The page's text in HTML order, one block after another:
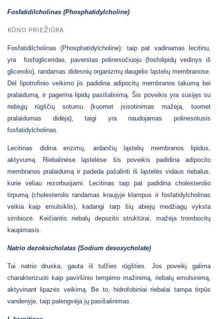
Fosfatidilcholinas (Phosphatidylcholine)
KŪNO PRIEŽIŪRA
Fosfatidilcholinas (Phosphatidylcholine): taip pat vadinamas lecitinu,
yra fosfogliceridas, paverstas polinesočiuoju (fosfolipidų vedinys iš
glicerolio), randamas didesnių organizmų daugelio ląstelių membranose.
Dėl lipotrofinio veikimo jis padidina adipocitų membranos takumą bei
pralaidumą, ir pagerina lipidų pasišalinimą. Šis poveikis yra susijęs su
riebiųjų rūgščių sotumu (kuomet įsisotinimas mažėja, tuomet
pralaidumas didėja), taigi yra naudojamas polinesotusis
fosfatidylcholinas.
Lecitinas didina enzimų, ardančių ląstelių membranos lipidus,
aktyvumą. Riebalinėse ląstelėse šis poveikis padidina adipocito
membranos pralaidumą ir padeda pašalinti iš ląstelės vidaus riebalus,
kurie vėliau rezorbuojami. Lecitinas taip pat padidina cholesterolio
tirpumą (cholesterolis randamas kraujyje klampus ir fosfatidylcholinas
veikia kaip emulsiklis), kadangi tarp šių abiejų medžiagų vyksta
simbiozė. Keičiantis riebalų depozito struktūrai, mažėja trombocitų
kaupimasis.
Natrio dezoksicholatas (Sodium desoxycholate)
Tai natrio druska, gauta iš tulžies rūgšties. Jos poveikį galima
charakterizuoti kaip paviršinio tempimo mažinimą, riebalų emulsinimą,
aktyvinant lipazės veikimą. Be to, hidrofobiniai riebalai tampa tirpūs
vandenyje, taip palengvėja jų pasišalinimas.